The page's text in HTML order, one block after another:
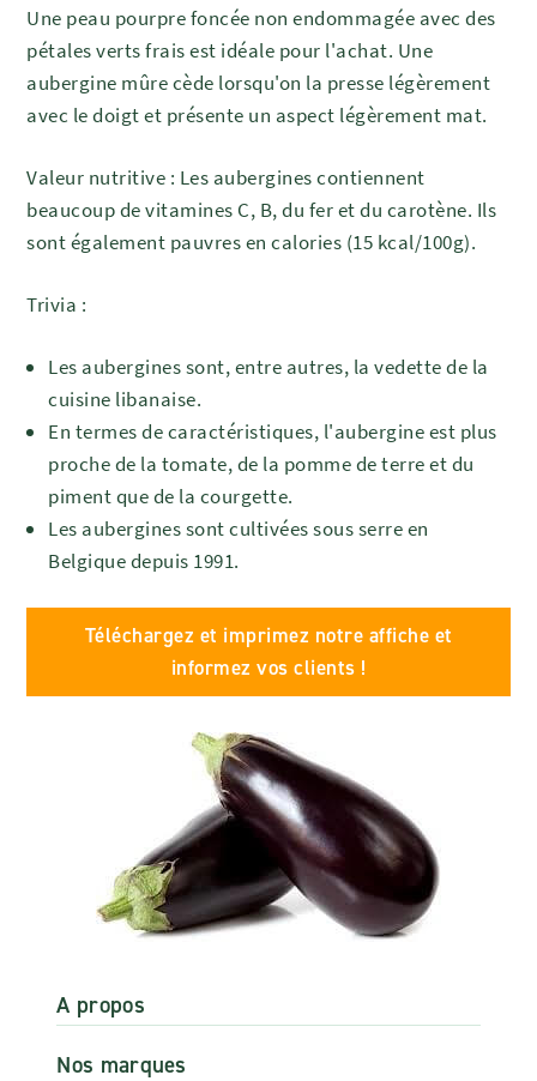
A propos
Nos marques
Une peau pourpre foncée non endommagée avec des
pétales verts frais est idéale pour l'achat. Une
aubergine mûre cède lorsqu'on la presse légèrement
avec le doigt et présente un aspect légèrement mat.
Valeur nutritive : Les aubergines contiennent
beaucoup de vitamines C, B, du fer et du carotène. Ils
sont également pauvres en calories (15 kcal/100g).
Trivia :
Les aubergines sont, entre autres, la vedette de la
cuisine libanaise.
En termes de caractéristiques, l'aubergine est plus
proche de la tomate, de la pomme de terre et du
piment que de la courgette.
Les aubergines sont cultivées sous serre en
Belgique depuis 1991.
Téléchargez et imprimez notre affiche et
informez vos clients !